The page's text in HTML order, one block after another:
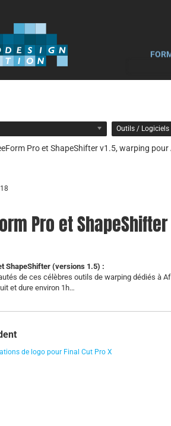
Outils / Logiciels
Pro et ShapeShifter v1.5, warping
Pro et
ShapeShifter (versions 1.5) :
de ces célèbres outils de warping dédiés à
et dure environ 1h…
de logo pour Final Cut Pro X